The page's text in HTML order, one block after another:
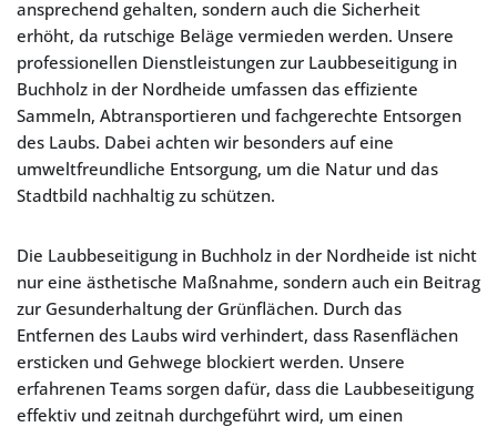
ansprechend gehalten, sondern auch die Sicherheit
erhöht, da rutschige Beläge vermieden werden. Unsere
professionellen Dienstleistungen zur Laubbeseitigung in
Buchholz in der Nordheide umfassen das effiziente
Sammeln, Abtransportieren und fachgerechte Entsorgen
des Laubs. Dabei achten wir besonders auf eine
umweltfreundliche Entsorgung, um die Natur und das
Stadtbild nachhaltig zu schützen.
Die Laubbeseitigung in Buchholz in der Nordheide ist nicht
nur eine ästhetische Maßnahme, sondern auch ein Beitrag
zur Gesunderhaltung der Grünflächen. Durch das
Entfernen des Laubs wird verhindert, dass Rasenflächen
ersticken und Gehwege blockiert werden. Unsere
erfahrenen Teams sorgen dafür, dass die Laubbeseitigung
effektiv und zeitnah durchgeführt wird, um einen